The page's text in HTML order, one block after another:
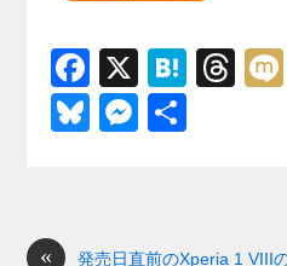
F
a
c
X
H
T
Bl
M
«
発売日直前のXperia 1 VIII